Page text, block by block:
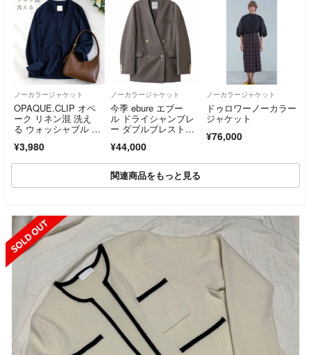
ノーカラージャケット
OPAQUE.CLIP オペ
ーク リネン混 洗え
る ウォッシャブル ノ
ト ワンボタン L 40 ネ
イビー 紺 麻
¥3,980
ノーカラージャケット
今季 ebure エブー
ル ドライシャンブレ
ー ダブルブレストノ
ト ブラウン 80,300
¥44,000
ノーカラージャケット
ドゥロワーノーカラー
ジャケット
¥76,000
関連商品をもっと見る
SOLD OUT